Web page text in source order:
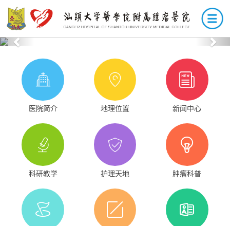
Previous
医院简介 地理位置 新闻中心
科研教学 护理天地 肿瘤科普